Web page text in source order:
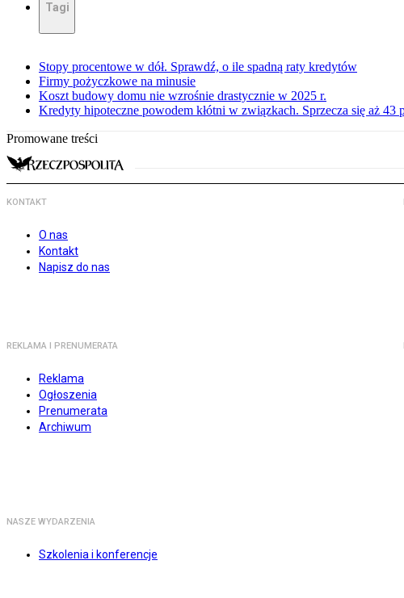
Tagi
Stopy procentowe w dół. Sprawdź, o ile spadną raty kredytów
Firmy pożyczkowe na minusie
Koszt budowy domu nie wzrośnie drastycznie w 2025 r.
Kredyty hipoteczne powodem kłótni w związkach. Sprzecza się aż 43
Promowane treści
KONTAKT
O nas
Kontakt
Napisz do nas
REKLAMA I PRENUMERATA
Reklama
Ogłoszenia
Prenumerata
Archiwum
NASZE WYDARZENIA
Szkolenia i konferencje